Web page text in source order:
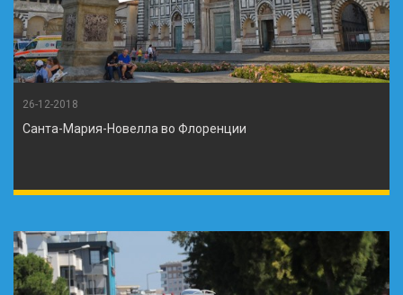
26-12-2018
Санта-Мария-Новелла во Флоренции